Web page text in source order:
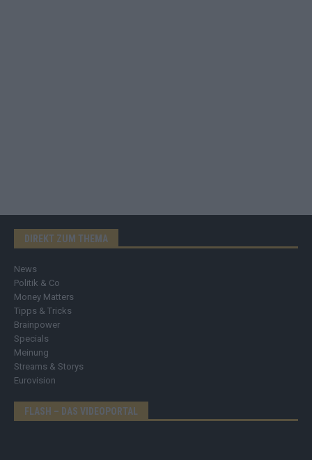
DIREKT ZUM THEMA
News
Politik & Co
Money Matters
Tipps & Tricks
Brainpower
Specials
Meinung
Streams & Storys
Eurovision
FLASH – DAS VIDEOPORTAL